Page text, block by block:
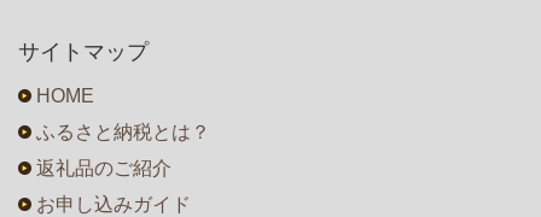
サイトマップ
HOME
ふるさと納税とは？
返礼品のご紹介
お申し込みガイド